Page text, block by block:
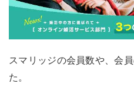
スマリッジの会員数や、会
た。